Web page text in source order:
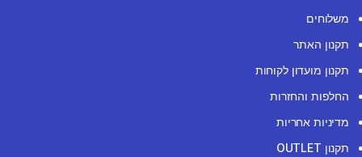
משלוחים
תקנון האתר
תקנון מועדון לקוחות
החלפות והחזרות
מדיניות אחריות
תקנון OUTLET